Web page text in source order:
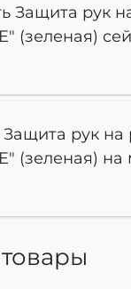
Защита рук
(зеленая)
рук на
(зеленая)